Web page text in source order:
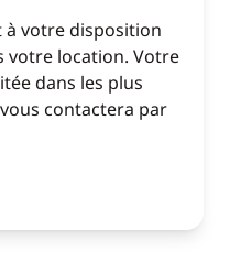
à votre disposition
votre location. Votre
dans les plus
contactera par